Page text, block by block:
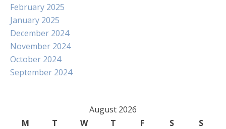
February 2025
January 2025
December 2024
November 2024
October 2024
September 2024
August 2026
M
T W T F S
S